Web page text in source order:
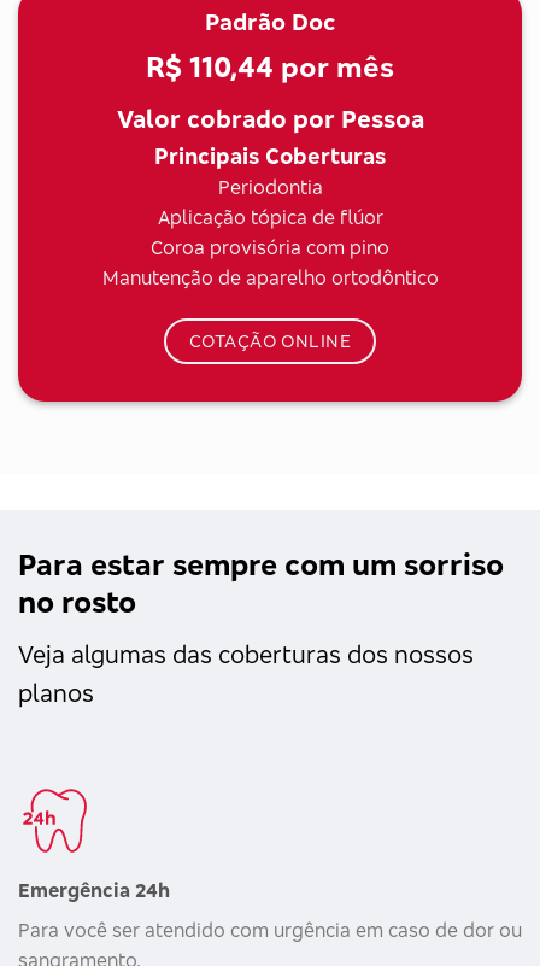
Padrão Doc
R$ 110,44 por mês
Valor cobrado por Pessoa
Principais Coberturas
Periodontia
Aplicação tópica de flúor
Coroa provisória com pino
Manutenção de aparelho ortodôntico
COTAÇÃO ONLINE
Para estar sempre com um sorriso
no rosto
Veja algumas das coberturas dos nossos
planos
Emergência 24h
Para você ser atendido com urgência em caso de dor ou
sangramento.